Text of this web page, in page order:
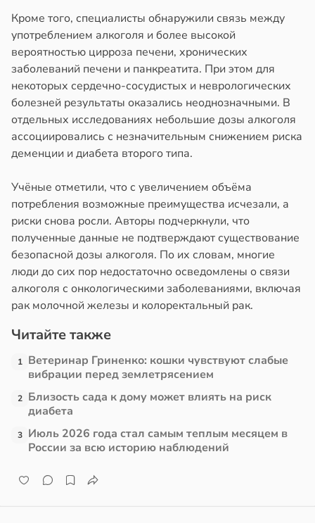
в 20:58
Кроме того, специалисты обнаружили связь между
употреблением алкоголя и более высокой
вероятностью цирроза печени, хронических
заболеваний печени и панкреатита. При этом для
некоторых сердечно-сосудистых и неврологических
болезней результаты оказались неоднозначными. В
отдельных исследованиях небольшие дозы алкоголя
ассоциировались с незначительным снижением риска
деменции и диабета второго типа.
Учёные отметили, что с увеличением объёма
потребления возможные преимущества исчезали, а
риски снова росли. Авторы подчеркнули, что
полученные данные не подтверждают существование
безопасной дозы алкоголя. По их словам, многие
люди до сих пор недостаточно осведомлены о связи
алкоголя с онкологическими заболеваниями, включая
рак молочной железы и колоректальный рак.
Читайте также
1 Ветеринар Гриненко: кошки чувствуют слабые
вибрации перед землетрясением
2 Близость сада к дому может влиять на риск
диабета
3 Июль 2026 года стал самым теплым месяцем в
России за всю историю наблюдений
20:55
20:37